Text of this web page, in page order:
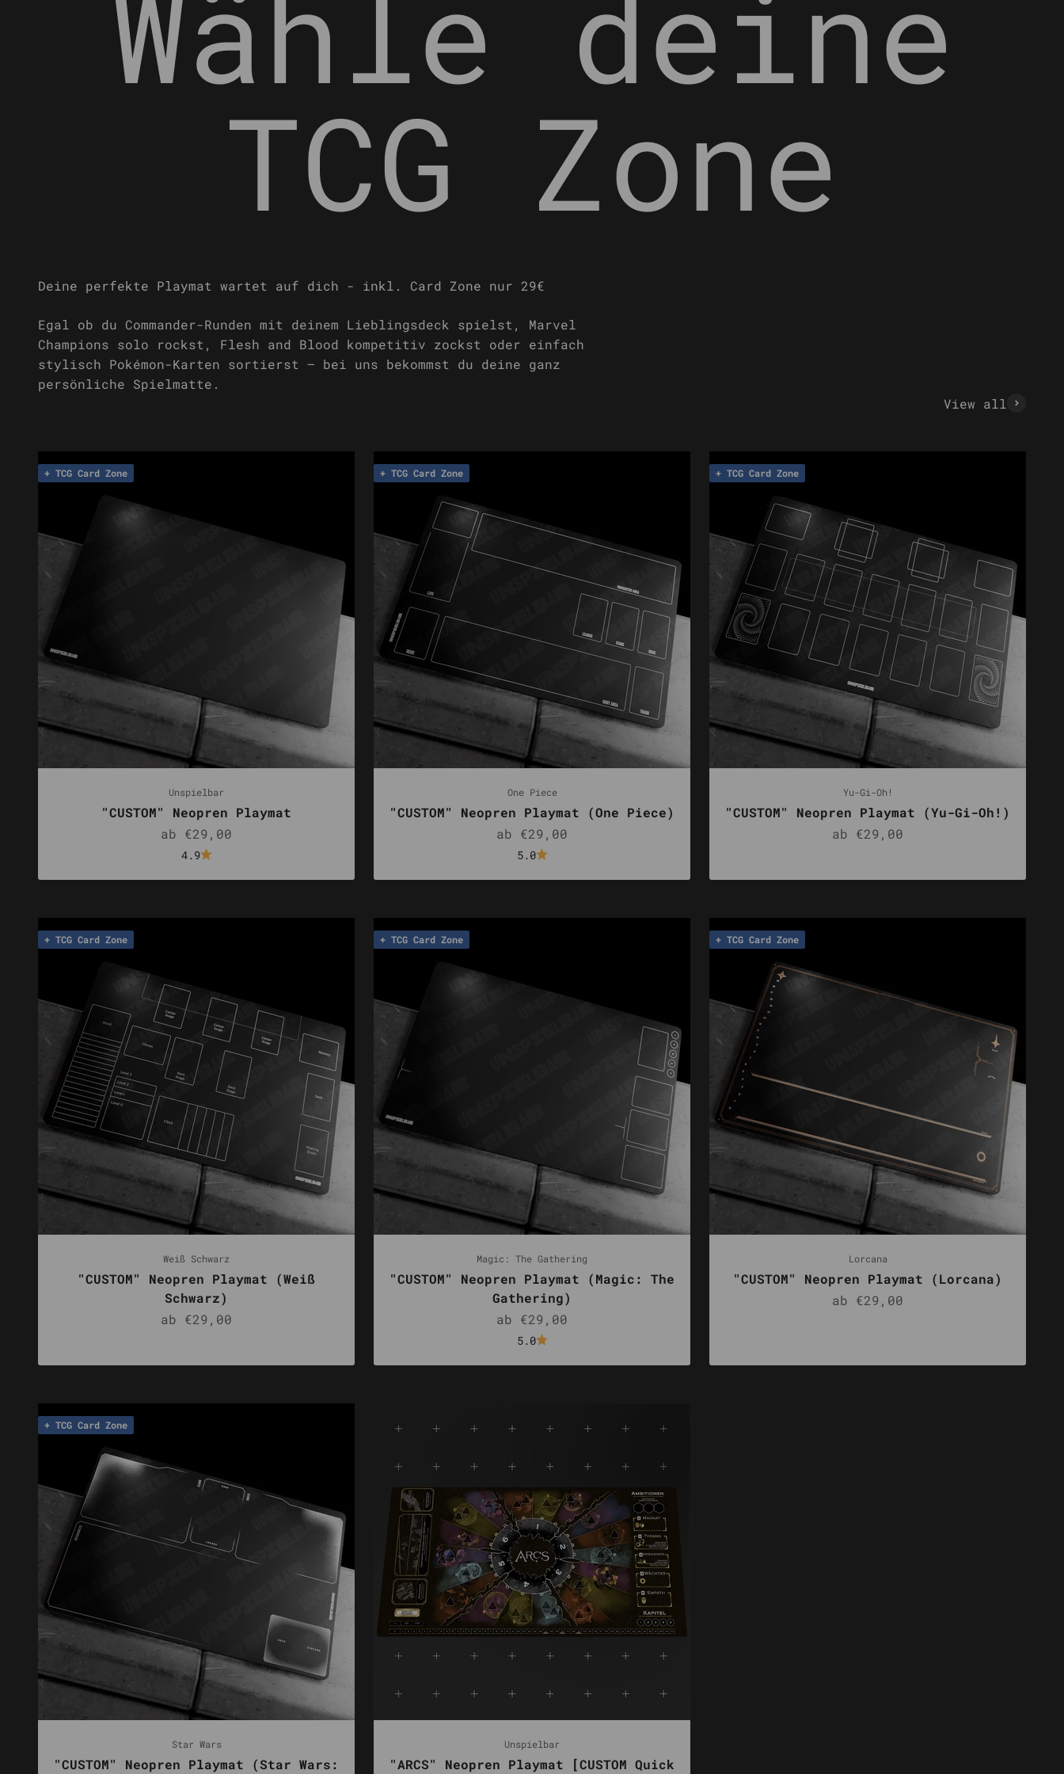
TCG Zone
Egal ob du Commander-Runden mit deinem Lieblingsdeck spielst, Marvel
Champions solo rockst, Flesh and Blood kompetitiv zockst oder einfach
stylisch Pokémon-Karten sortierst – bei uns bekommst du deine ganz
persönliche Spielmatte.
View all
+ TCG Card Zone
Unspielbar
"CUSTOM" Neopren Playmat
Angebot
ab €29,00
4.9
+ TCG Card Zone
One Piece
"CUSTOM" Neopren Playmat (One Piece)
Angebot
ab €29,00
5.0
+ TCG Card Zone
Yu-Gi-Oh!
"CUSTOM" Neopren Playmat (Yu-Gi-Oh!)
Angebot
ab €29,00
+ TCG Card Zone
Weiß Schwarz
"CUSTOM" Neopren Playmat (Weiß
Schwarz)
Angebot
ab €29,00
+ TCG Card Zone
Magic: The Gathering
"CUSTOM" Neopren Playmat (Magic: The
Gathering)
Angebot
ab €29,00
5.0
+ TCG Card Zone
Lorcana
"CUSTOM" Neopren Playmat (Lorcana)
Angebot
ab €29,00
+ TCG Card Zone
Star Wars
"CUSTOM" Neopren Playmat (Star Wars:
Unspielbar
"ARCS" Neopren Playmat [CUSTOM Quick